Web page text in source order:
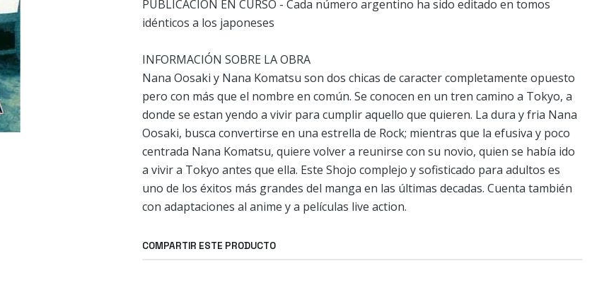
PUBLICACIÓN EN CURSO - Cada número argentino ha sido editado en tomos
idénticos a los japoneses
INFORMACIÓN SOBRE LA OBRA
Nana Oosaki y Nana Komatsu son dos chicas de caracter completamente opuesto
pero con más que el nombre en común. Se conocen en un tren camino a Tokyo, a
donde se estan yendo a vivir para cumplir aquello que quieren. La dura y fria Nana
Oosaki, busca convertirse en una estrella de Rock; mientras que la efusiva y poco
centrada Nana Komatsu, quiere volver a reunirse con su novio, quien se había ido
a vivir a Tokyo antes que ella. Este Shojo complejo y sofisticado para adultos es
uno de los éxitos más grandes del manga en las últimas decadas. Cuenta también
con adaptaciones al anime y a películas live action.
COMPARTIR ESTE PRODUCTO